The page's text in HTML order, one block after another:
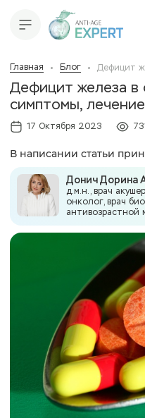
Главная Блог Дефицит
Дефицит железа в
симптомы, лечение
17 Октября 2023
В написании статьи
Донич Дорина
д.м.н., врач
онколог, врач
антивозрастной